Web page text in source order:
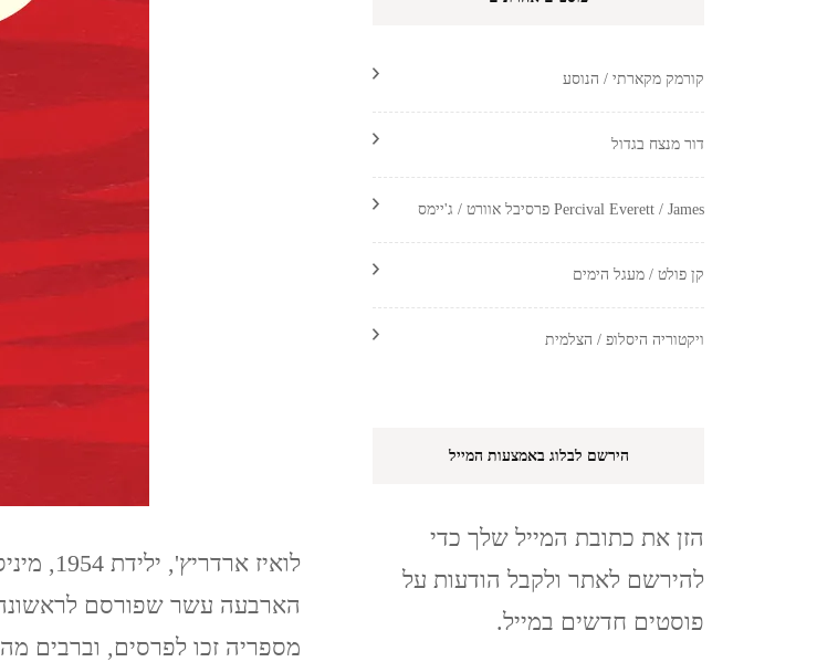
לואיז
מספריה זכו לפרסים, וברבים
קורמק מקארתי / הנוסע
דור מנצח בגדול
Percival Everett / James פרסיבל אוורט / ג'יימס
קן פולט / מעגל הימים
ויקטוריה היסלופ / הצלמית
הירשם לבלוג באמצעות המייל
הזן את כתובת המייל שלך כדי
להירשם לאתר ולקבל הודעות על
פוסטים חדשים במייל.